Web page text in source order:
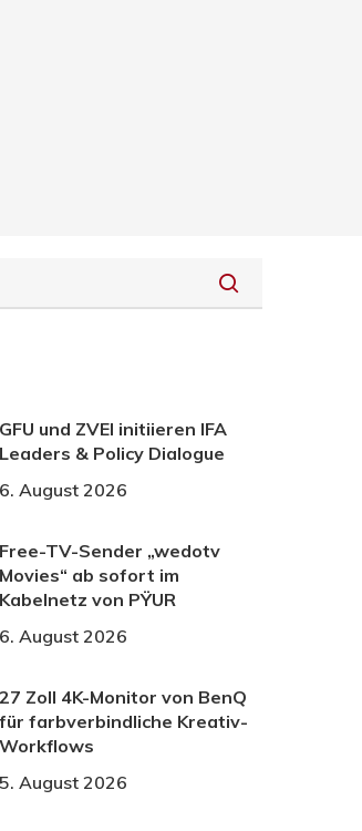
GFU und ZVEI initiieren IFA
Leaders & Policy Dialogue
6. August 2026
Free-TV-Sender „wedotv
Movies“ ab sofort im
Kabelnetz von PŸUR
6. August 2026
27 Zoll 4K-Monitor von BenQ
für farbverbindliche Kreativ-
Workflows
5. August 2026